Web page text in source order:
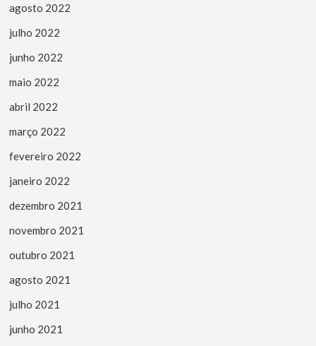
agosto 2022
julho 2022
junho 2022
maio 2022
abril 2022
março 2022
fevereiro 2022
janeiro 2022
dezembro 2021
novembro 2021
outubro 2021
agosto 2021
julho 2021
junho 2021